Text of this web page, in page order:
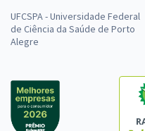
UFCSPA - Universidade Federal
de Ciência da Saúde de Porto
Alegre